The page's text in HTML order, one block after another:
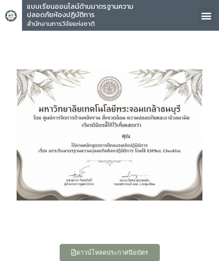
แบบเรียนออนไลน์ด้านมาตรฐานความ
ปลอดภัยห้องปฏิบัติการ
สำนักงานการวิจัยแห่งชาติ
คุณ
ดาวน์โหลดประกาศนียบัตร